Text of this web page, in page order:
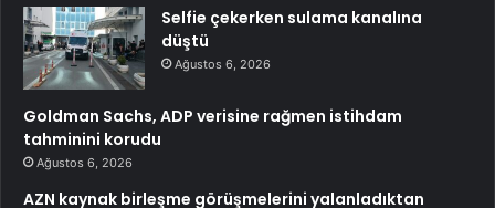
Selfie çekerken sulama kanalına
düştü
Ağustos 6, 2026
Goldman Sachs, ADP verisine rağmen istihdam
tahminini korudu
Ağustos 6, 2026
AZN kaynak birleşme görüşmelerini yalanladıktan